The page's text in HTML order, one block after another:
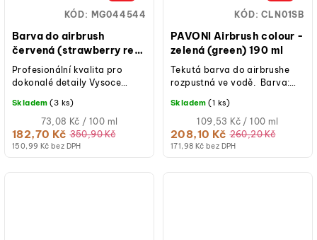
Barva do airbrush
červená (strawberry red)
250 ml
150,99 Kč bez DPH
182,70 Kč 350,90 Kč
Měrná
cena:
73,08 Kč / 100 ml
Skladem (3 ks)
Profesionální kvalita pro
dokonalé detaily Vysoce
vodní bázi určené speciálně
pro použití...
KÓD: MG044544
PAVONI Airbrush colour -
zelená (green) 190 ml
171,98 Kč bez DPH
208,10 Kč 260,20 Kč
Měrná
cena:
109,53 Kč / 100 ml
Skladem (1 ks)
Tekutá barva do airbrushe
rozpustná ve vodě. Barva:
KÓD:CLN01SB